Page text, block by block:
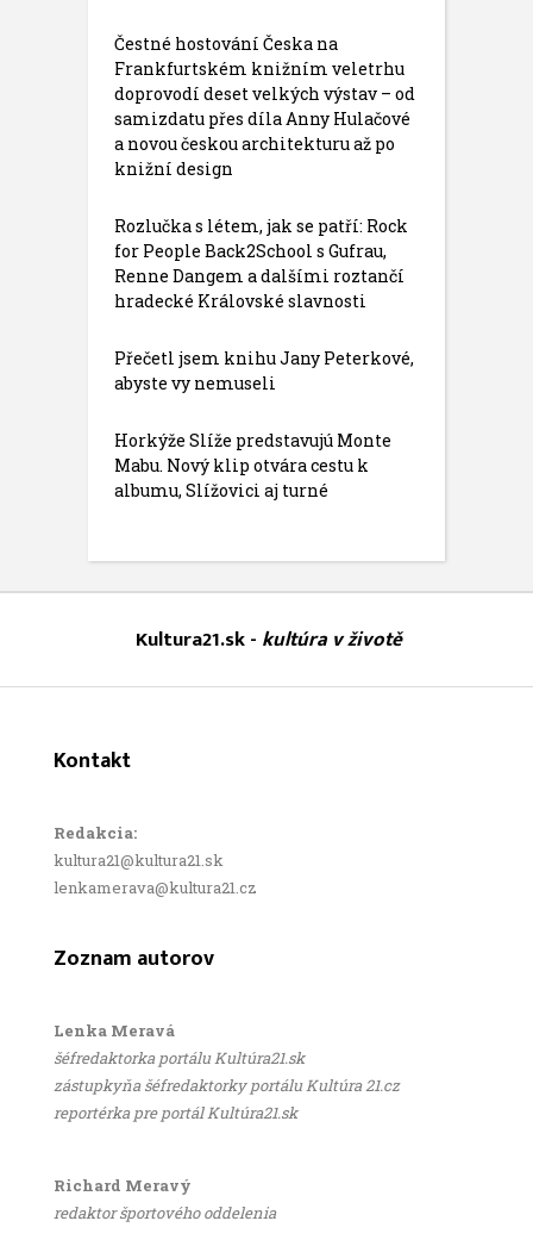
Čestné hostování Česka na
Frankfurtském knižním veletrhu
doprovodí deset velkých výstav – od
samizdatu přes díla Anny Hulačové
a novou českou architekturu až po
knižní design
Rozlučka s létem, jak se patří: Rock
for People Back2School s Gufrau,
Renne Dangem a dalšími roztančí
hradecké Královské slavnosti
Přečetl jsem knihu Jany Peterkové,
abyste vy nemuseli
Horkýže Slíže predstavujú Monte
Mabu. Nový klip otvára cestu k
albumu, Slížovici aj turné
Kultura21.sk - kultúra v životě
Kontakt
Redakcia:
kultura21@kultura21.sk
lenkamerava@kultura21.cz
Zoznam autorov
Lenka Meravá
šéfredaktorka portálu Kultúra21.sk
zástupkyňa šéfredaktorky portálu Kultúra 21.cz
reportérka pre portál Kultúra21.sk
Richard Meravý
redaktor športového oddelenia